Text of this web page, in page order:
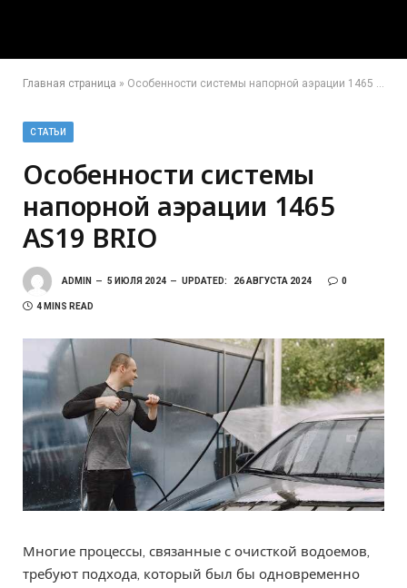
Главная страница » Особенности системы напорной аэрации 1465 AS19 BRIO
СТАТЬИ
Особенности системы
напорной аэрации 1465
AS19 BRIO
ADMIN 5 ИЮЛЯ 2024 UPDATED: 26 АВГУСТА 2024 0
4 MINS READ
Многие процессы, связанные с очисткой водоемов,
требуют подхода, который был бы одновременно